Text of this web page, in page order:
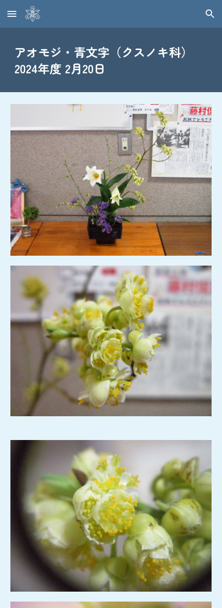
Skip to main content Skip to navigation
アオモジ・青文字（クスノキ科）
2024年度 2月20日